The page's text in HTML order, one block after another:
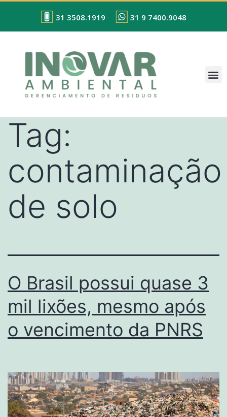
31 3508.1919 31 9 7400.9048
Tag:
contaminação
de solo
O Brasil possui quase 3
mil lixões, mesmo após
o vencimento da PNRS